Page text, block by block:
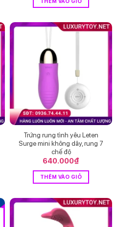
Trứng rung tình yêu Leten
Surge mini không dây, rung 7
chế độ
640.000₫
THÊM VÀO GIỎ